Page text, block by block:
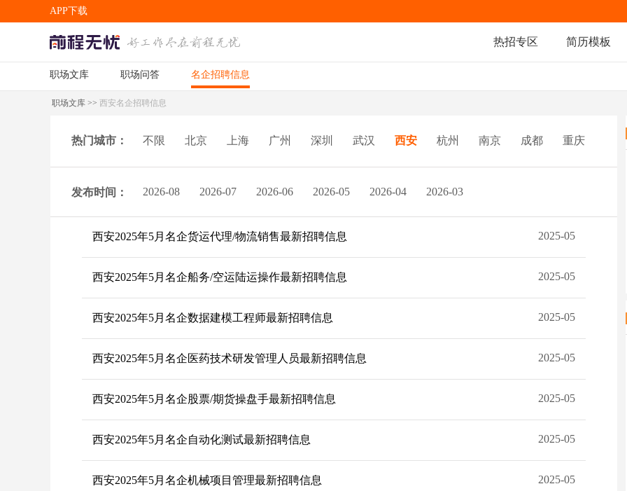
APP下载
APP下载
热招专区 简历模板
职场文库 职场问答 名企招聘信息
职场文库 >> 西安名企招聘信息
热门城市： 不限 北京 上海 广州 深圳 武汉 西安 杭州 南京 成都 重庆
发布时间： 2026-08 2026-07 2026-06 2026-05 2026-04 2026-03
西安2025年5月名企货运代理/物流销售最新招聘信息 2025-05
西安2025年5月名企船务/空运陆运操作最新招聘信息 2025-05
西安2025年5月名企数据建模工程师最新招聘信息 2025-05
西安2025年5月名企医药技术研发管理人员最新招聘信息 2025-05
西安2025年5月名企股票/期货操盘手最新招聘信息 2025-05
西安2025年5月名企自动化测试最新招聘信息 2025-05
西安2025年5月名企机械项目管理最新招聘信息 2025-05